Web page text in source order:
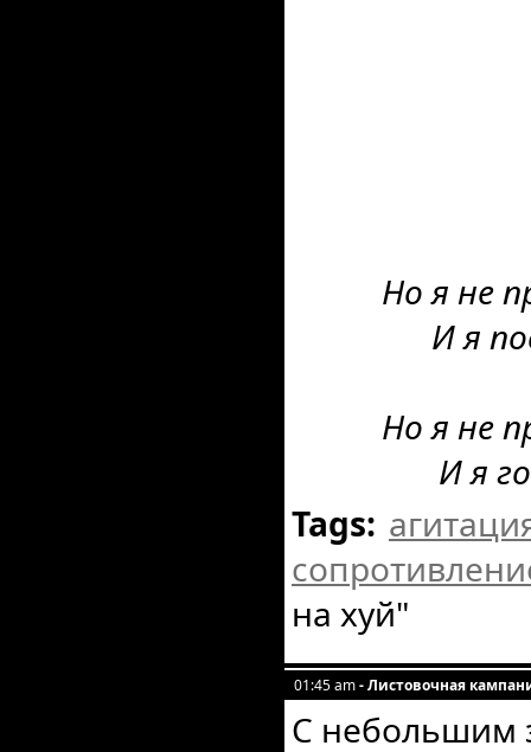
Но я не
И я
Но я не
И я
Tags:
на хуй"
01:45 am- Листовочная
С небольшим